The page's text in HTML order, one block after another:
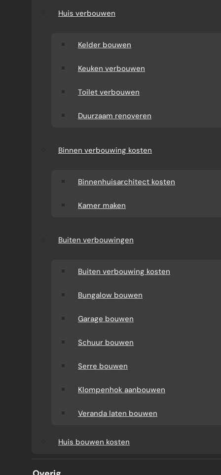
Huis verbouwen
Kelder bouwen
Keuken verbouwen
Toilet verbouwen
Duurzaam renoveren
Binnen verbouwing kosten
Binnenhuisarchitect kosten
Kamer maken
Buiten verbouwingen
Buiten verbouwing kosten
Bungalow bouwen
Garage bouwen
Schuur bouwen
Serre bouwen
Klompenhok aanbouwen
Veranda laten bouwen
Huis bouwen kosten
BOUWBEDRIJF DEN HAAG
om heldere afspraken en vakmensen die
weten wat ze doen. Bouwbedrijf Den Haag